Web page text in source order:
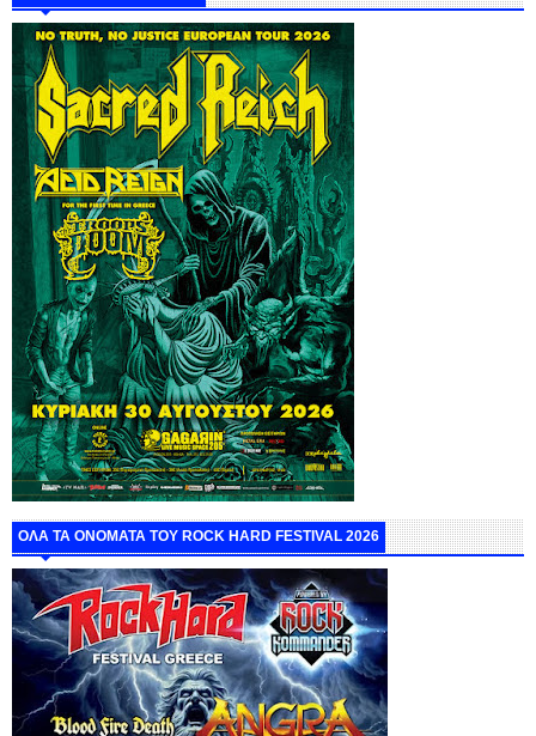
ΟΛΑ ΤΑ ΟΝΟΜΑΤΑ ΤΟΥ ROCK HARD FESTIVAL 2026